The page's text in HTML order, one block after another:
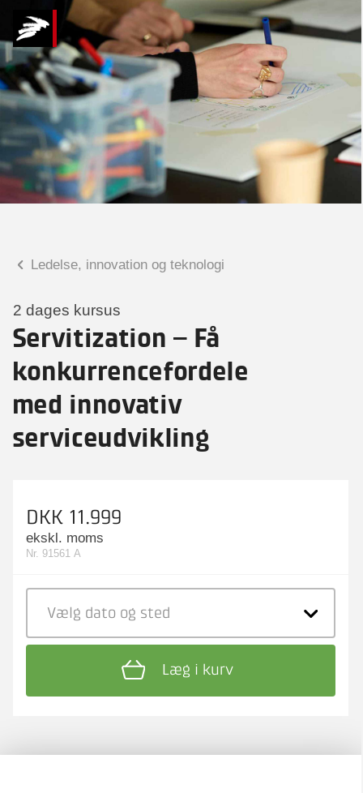
Ledelse, innovation og teknologi
2 dages kursus
Servitization – Få
konkurrencefordele
med innovativ
serviceudvikling
DKK 11.999
ekskl. moms
Nr. 91561 A
Vælg dato og sted
Læg i kurv
Praktiske spørgsmål
Spørgsmål til tilmelding, forplejning,
afholdelsessted m.m.
Katrine Voetmand
Hvad kan vi hjælpe
dig med?